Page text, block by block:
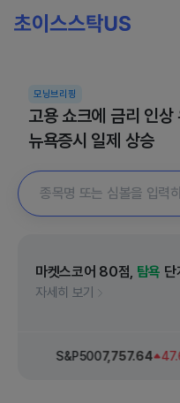
모닝브리핑
고용 쇼크에 금리 인상
뉴욕증시 일제 상승
마켓스코어 80점, 탐욕 단
자세히 보기
S&P5007,757.64